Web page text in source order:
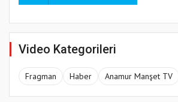
Video Kategorileri
Fragman Haber Anamur Manşet TV